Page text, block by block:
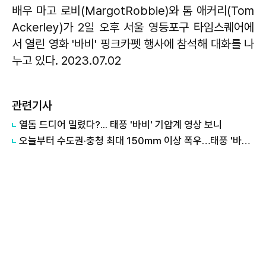
배우 마고 로비(MargotRobbie)와 톰 애커리(Tom
Ackerley)가 2일 오후 서울 영등포구 타임스퀘어에
서 열린 영화 '바비' 핑크카펫 행사에 참석해 대화를 나
누고 있다. 2023.07.02
관련기사
열돔 드디어 밀렸다?... 태풍 '바비' 기압계 영상 보니
오늘부터 수도권·충청 최대 150㎜ 이상 폭우…태풍 '바비' 이동 경로는